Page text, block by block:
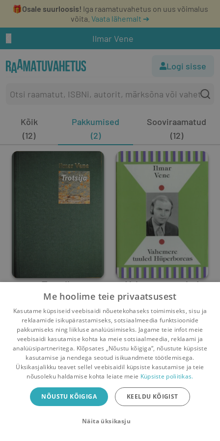
🎁Osale suurloosis! Iga raamatuvahetus on uus võimalus
võita. Vaata lähemalt ➔
Ilmar Vene
Logi sisse
Kõik
(12)
Pakkumised
(2)
Sooviraamatud
(12)
Trotsija
Ilmar Vene
Umbes 6 kuudtagasi
Vahemere tuuled
Hüperboreas
Ilmar Vene
Umbes 1 aastatagasi
Pealehele Ostukorv Sõnumid Teated Konto
Raamatuvahetuse mobiiliäpp
Vaheta raamatuid veelgi mugavamalt!
Me hoolime teie privaatsusest
Kasutame küpsiseid veebisaidi nõuetekohaseks toimimiseks, sisu ja
reklaamide isikupärastamiseks, sotsiaalmeedia funktsioonide
pakkumiseks ning liikluse analüüsimiseks. Jagame teie infot meie
veebisaidi kasutamise kohta ka meie sotsiaalmeedia, reklaami ja
analüüsipartneritega. Klõpsates „Nõustu kõigiga“, nõustute küpsiste
kasutamise ja nendega seotud isikuandmete töötlemisega.
Üksikasjalikku teavet sellel veebisaidil küpsiste kasutamise ja teie
nõusoleku haldamise kohta leiate meie Küpsiste poliitikas.
NÕUSTU KÕIGIGA KEELDU KÕIGIST
Näita üksikasju